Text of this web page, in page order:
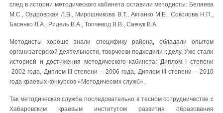
след в истории методического кабинета оставили методисты: Беляева
М.С., Оздровская Л.В., Мирошникова В.Т., Актанко М.Б., Соколова Н.П.,
Басенко Л.А., Ридель В.А., Топчевод В.В., Савчук В.А.
Методисты хорошо знали специфику района, обладали опытом
организаторской деятельности, творчески подходили к делу. Уже стали
историей и достижения методического кабинета: Диплом I степени
-2002 года, Диплом III степени – 2006 года, Диплом III степени – 2010
года краевых конкурсов «Методических служб».
Так методическая служба последовательно в тесном сотрудничестве с
Хабаровским краевым институтом развития образования